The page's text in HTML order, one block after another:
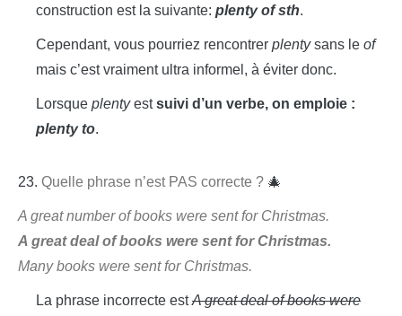
construction est la suivante: plenty of sth.
Cependant, vous pourriez rencontrer plentysans le of
mais c’est vraiment ultra informel, à éviter donc.
Lorsque plentyestsuivi d’un verbe, on emploie :
plenty to.
23. Quelle phrase n’est PAS correcte ? 🎄
A great number of books were sent for Christmas.
A great deal of books were sent for Christmas.
Many books were sent for Christmas.
La phrase incorrecte estA great deal of books were